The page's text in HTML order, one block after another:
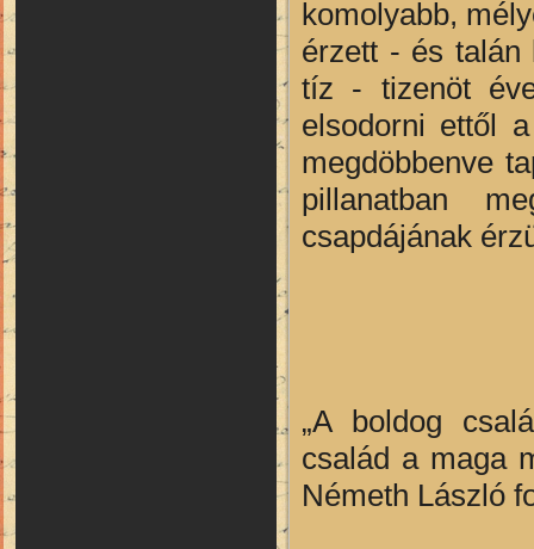
komolyabb,
érzett - és talán
tíz - tizenöt
elsodorni ettől
megdöbbenve
pillanatban
csapdájának
„A boldog
család a maga
Németh László